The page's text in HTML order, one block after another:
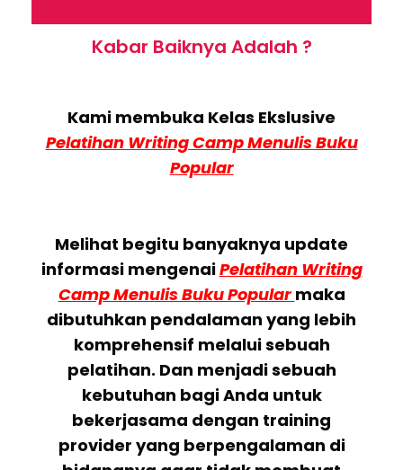
Kabar Baiknya Adalah ?
Kami membuka Kelas Ekslusive
Pelatihan Writing Camp Menulis Buku
Popular
Melihat begitu banyaknya update
informasi mengenaiPelatihan Writing
Camp Menulis Buku Popularmaka
dibutuhkan pendalaman yang lebih
komprehensif melalui sebuah
pelatihan. Dan menjadi sebuah
kebutuhan bagi Anda untuk
bekerjasama dengan training
provider yang berpengalaman di